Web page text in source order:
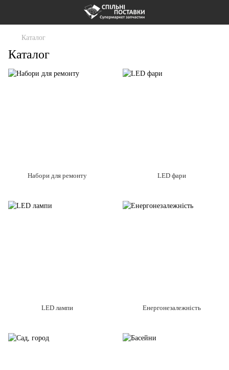
Каталог
Каталог
Набори для ремонту LED фари
LED лампи Енергонезалежність